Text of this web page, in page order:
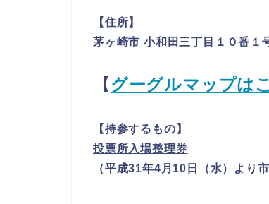
【住所】
茅ヶ崎市 小和田三丁目１０番１
【 グーグルマップは
【持参するもの】
投票所入場整理券
（平成31年4月10日（水）より